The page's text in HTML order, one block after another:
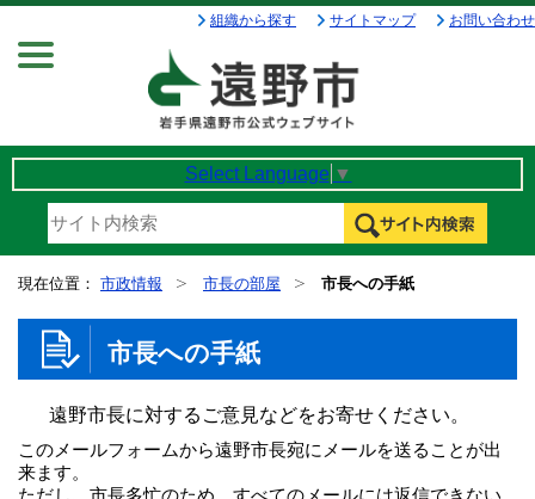
組織から探す サイトマップ お問い合わせ
Select Language ▼
現在位置： 市政情報 市長の部屋 市長への手紙
市長への手紙
遠野市長に対するご意見などをお寄せください。
このメールフォームから遠野市長宛にメールを送ることが出
来ます。
ただし、市長多忙のため、すべてのメールには返信できない